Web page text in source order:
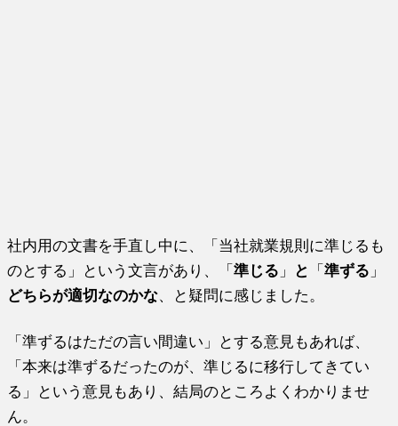
社内用の文書を手直し中に、「当社就業規則に準じるも
のとする」という文言があり、「準じる 」 と 「準ずる 」
どちらが適切なのかな、と疑問に感じました。
「準ずるはただの言い間違い」とする意見もあれば、
「本来は準ずるだったのが、準じるに移行してきてい
る」という意見もあり、結局のところよくわかりませ
ん。